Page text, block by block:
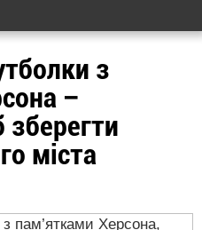
з
–
зберегти
міста